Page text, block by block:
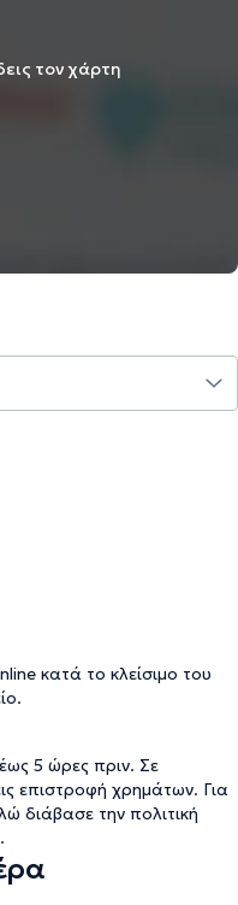
τον χάρτη
κατά το κλείσιμο του
5 ώρες πριν. Σε
επιστροφή χρημάτων. Για
διάβασε την πολιτική
.